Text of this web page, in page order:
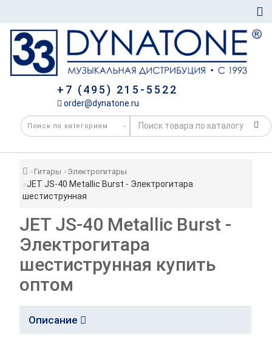
+7 (495) 215-5522
order@dynatone.ru
Гитары Электрогитары
JET JS-40 Metallic Burst - Электрогитара
шестиструнная
JET JS-40 Metallic Burst -
Электрогитара
шестиструнная купить
оптом
Описание